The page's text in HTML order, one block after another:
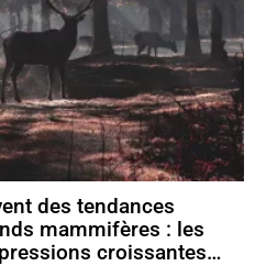
des tendances
mammifères : les
croissantes…